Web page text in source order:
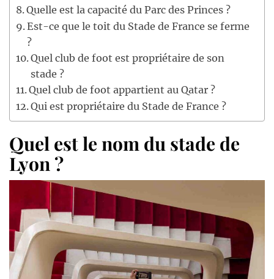
Quelle est la capacité du Parc des Princes ?
Est-ce que le toit du Stade de France se ferme
?
Quel club de foot est propriétaire de son
stade ?
Quel club de foot appartient au Qatar ?
Qui est propriétaire du Stade de France ?
Quel est le nom du stade de
Lyon ?